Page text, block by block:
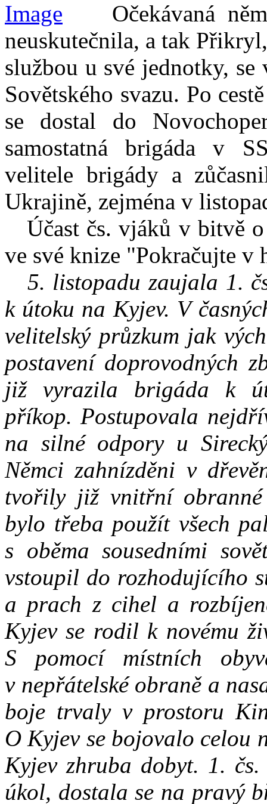
Očekávaná
neuskutečnila, a tak
službou u své jednotky,
Sovětského svazu. Po
se dostal do
samostatná brigáda v
velitele brigády a
Ukrajině, zejména v
Účast čs. vjáků v bitvě
ve své knize "Pokračujte v
5. listopadu zaujala 1.
k útoku na Kyjev. V
velitelský průzkum jak
postavení doprovodných
již vyrazila brigáda k
příkop. Postupovala
na silné odpory u
Němci zahnízděni v
tvořily již vnitřní
bylo třeba použít všech
s oběma sousedními
vstoupil do rozhodujícího
a prach z cihel a
Kyjev se rodil k novému
S pomocí místních
v nepřátelské obraně a
boje trvaly v prostoru
O Kyjev se bojovalo celou
Kyjev zhruba dobyt. 1.
úkol, dostala se na pravý